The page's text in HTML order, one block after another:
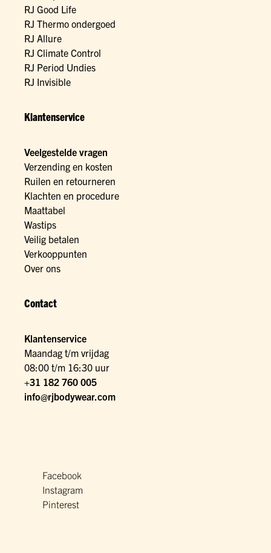
RJ Good Life
RJ Thermo ondergoed
RJ Allure
RJ Climate Control
RJ Period Undies
RJ Invisible
Klantenservice
Veelgestelde vragen
Verzending en kosten
Ruilen en retourneren
Klachten en procedure
Maattabel
Wastips
Veilig betalen
Verkooppunten
Over ons
Contact
Klantenservice
Maandag t/m vrijdag
08:00 t/m 16:30 uur
+31 182 760 005
info@rjbodywear.com
Facebook
Instagram
Pinterest